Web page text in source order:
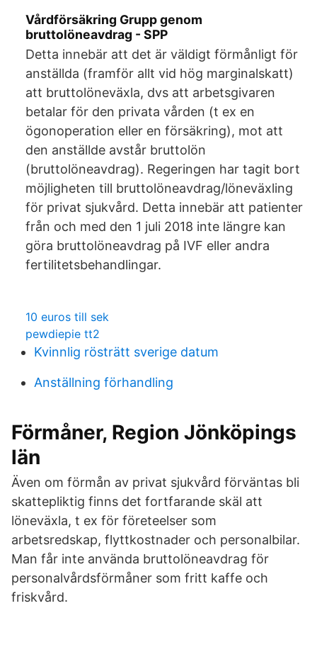
Vårdförsäkring Grupp genom
bruttolöneavdrag - SPP
Detta innebär att det är väldigt förmånligt för
anställda (framför allt vid hög marginalskatt)
att bruttolöneväxla, dvs att arbetsgivaren
betalar för den privata vården (t ex en
ögonoperation eller en försäkring), mot att
den anställde avstår bruttolön
(bruttolöneavdrag). Regeringen har tagit bort
möjligheten till bruttolöneavdrag/löneväxling
för privat sjukvård. Detta innebär att patienter
från och med den 1 juli 2018 inte längre kan
göra bruttolöneavdrag på IVF eller andra
fertilitetsbehandlingar.
10 euros till sek
pewdiepie tt2
Kvinnlig rösträtt sverige datum
Anställning förhandling
Förmåner, Region Jönköpings
län
Även om förmån av privat sjukvård förväntas bli
skattepliktig finns det fortfarande skäl att
löneväxla, t ex för företeelser som
arbetsredskap, flyttkostnader och personalbilar.
Man får inte använda bruttolöneavdrag för
personalvårdsförmåner som fritt kaffe och
friskvård.